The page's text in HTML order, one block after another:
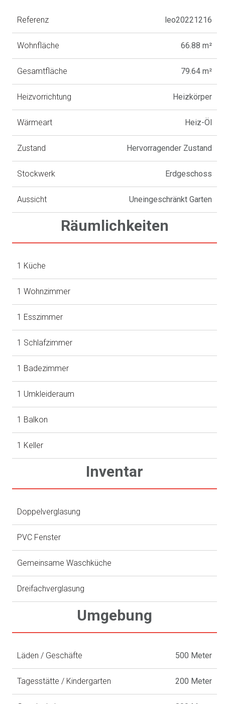
Referenz leo20221216
Wohnfläche 66.88 m²
Gesamtfläche 79.64 m²
Heizvorrichtung Heizkörper
Wärmeart Heiz-Öl
Zustand Hervorragender Zustand
Stockwerk Erdgeschoss
Aussicht Uneingeschränkt Garten
Räumlichkeiten
1 Küche
1 Wohnzimmer
1 Esszimmer
1 Schlafzimmer
1 Badezimmer
1 Umkleideraum
1 Balkon
1 Keller
Inventar
Doppelverglasung
PVC Fenster
Gemeinsame Waschküche
Dreifachverglasung
Umgebung
Läden / Geschäfte 500 Meter
Tagesstätte / Kindergarten 200 Meter